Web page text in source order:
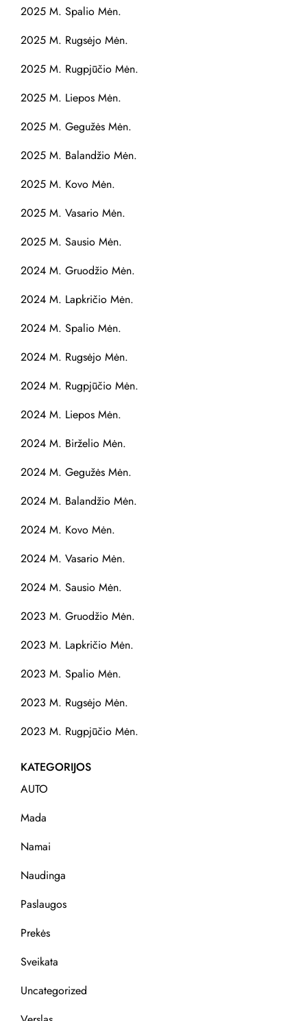
2025 M. Spalio Mėn.
2025 M. Rugsėjo Mėn.
2025 M. Rugpjūčio Mėn.
2025 M. Liepos Mėn.
2025 M. Gegužės Mėn.
2025 M. Balandžio Mėn.
2025 M. Kovo Mėn.
2025 M. Vasario Mėn.
2025 M. Sausio Mėn.
2024 M. Gruodžio Mėn.
2024 M. Lapkričio Mėn.
2024 M. Spalio Mėn.
2024 M. Rugsėjo Mėn.
2024 M. Rugpjūčio Mėn.
2024 M. Liepos Mėn.
2024 M. Birželio Mėn.
2024 M. Gegužės Mėn.
2024 M. Balandžio Mėn.
2024 M. Kovo Mėn.
2024 M. Vasario Mėn.
2024 M. Sausio Mėn.
2023 M. Gruodžio Mėn.
2023 M. Lapkričio Mėn.
2023 M. Spalio Mėn.
2023 M. Rugsėjo Mėn.
2023 M. Rugpjūčio Mėn.
KATEGORIJOS
AUTO
Mada
Namai
Naudinga
Paslaugos
Prekės
Sveikata
Uncategorized